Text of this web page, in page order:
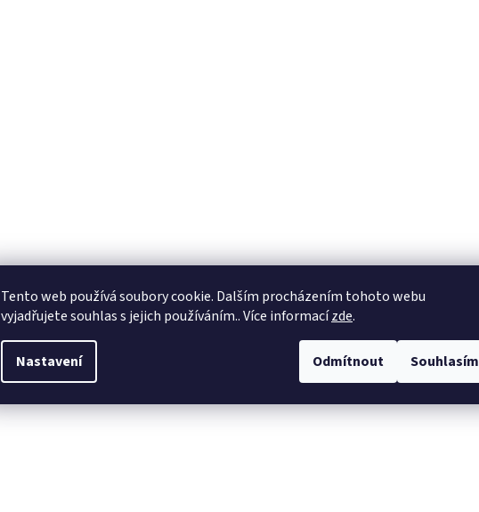
Tento web používá soubory cookie. Dalším procházením tohoto webu
vyjadřujete souhlas s jejich používáním.. Více informacízde.
Nastavení Odmítnout Souhlasím